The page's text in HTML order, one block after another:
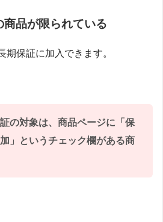
商品が限られている
期保証に加入できます。
の対象は、商品ページに「保
」というチェック欄がある商